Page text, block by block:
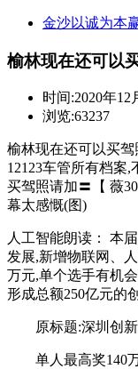
金沙以诚为本
榆林现在还可以
时间:2020年12
浏览:63237
榆林现在还可以买驾
12123车管所有档案
买驾照请加〓【 薇
幕太感慨(图)
人工智能朗读： 本
发展,新增物联网、
万元,单个选手有机
形成总额250亿元的
原标题:深圳创
单人最高奖140